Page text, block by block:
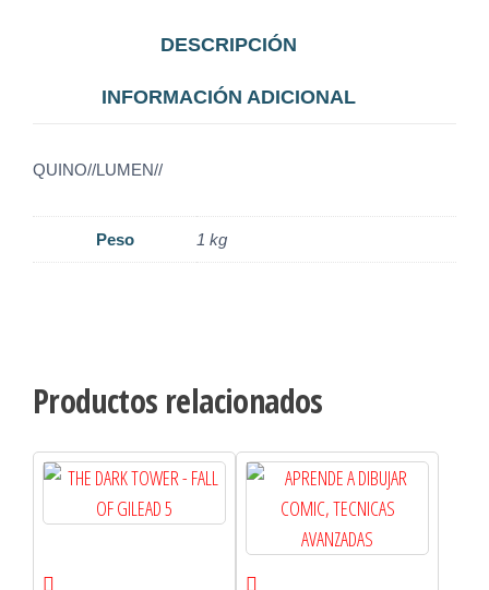
DESCRIPCIÓN
INFORMACIÓN ADICIONAL
QUINO//LUMEN//
Peso 1 kg
Productos relacionados